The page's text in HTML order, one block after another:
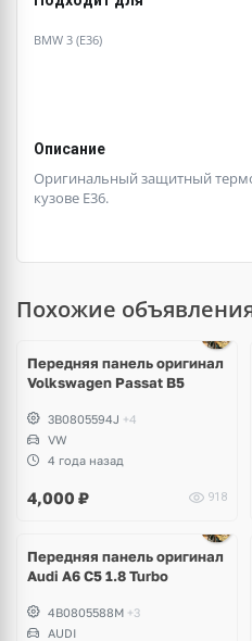
BMW 3 (E36)
Описание
Оригинальный защитный
кузове Е36.
Похожие
Передняя панель оригинал
Volkswagen Passat B5
3B0805594J +4
VW
4 года назад
4,000 ₽ 918
Передняя панель оригинал
Audi A6 C5 1.8 Turbo
4B0805588M +3
AUDI